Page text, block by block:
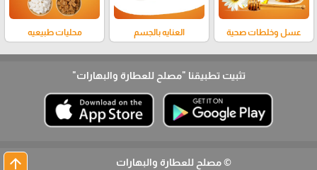
عسل وخلطات صحية العنايه بالجسم محليات طبيعيه
تثبيت تطبيقنا "مصلح للعطارة والبهارات"
© مصلح للعطارة والبهارات arrow_upward